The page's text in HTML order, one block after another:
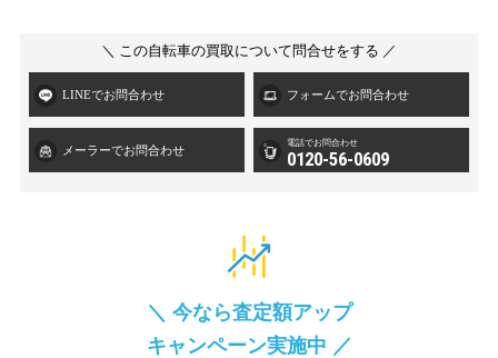
＼ この自転車の買取について問合せをする ／
LINEでお問合わせ フォームでお問合わせ
メーラーでお問合わせ 電話でお問合わせ
0120-56-0609
＼ 今なら査定額アップ
キャンペーン実施中 ／